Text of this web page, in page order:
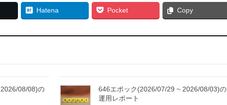
Hatena Pocket Copy
08/08)の
646エポック(2026/07/29 ~ 2026/08/03)の
運用レポート